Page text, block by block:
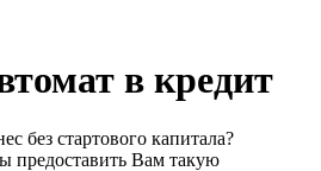
в кредит
без стартового капитала?
предоставить Вам такую